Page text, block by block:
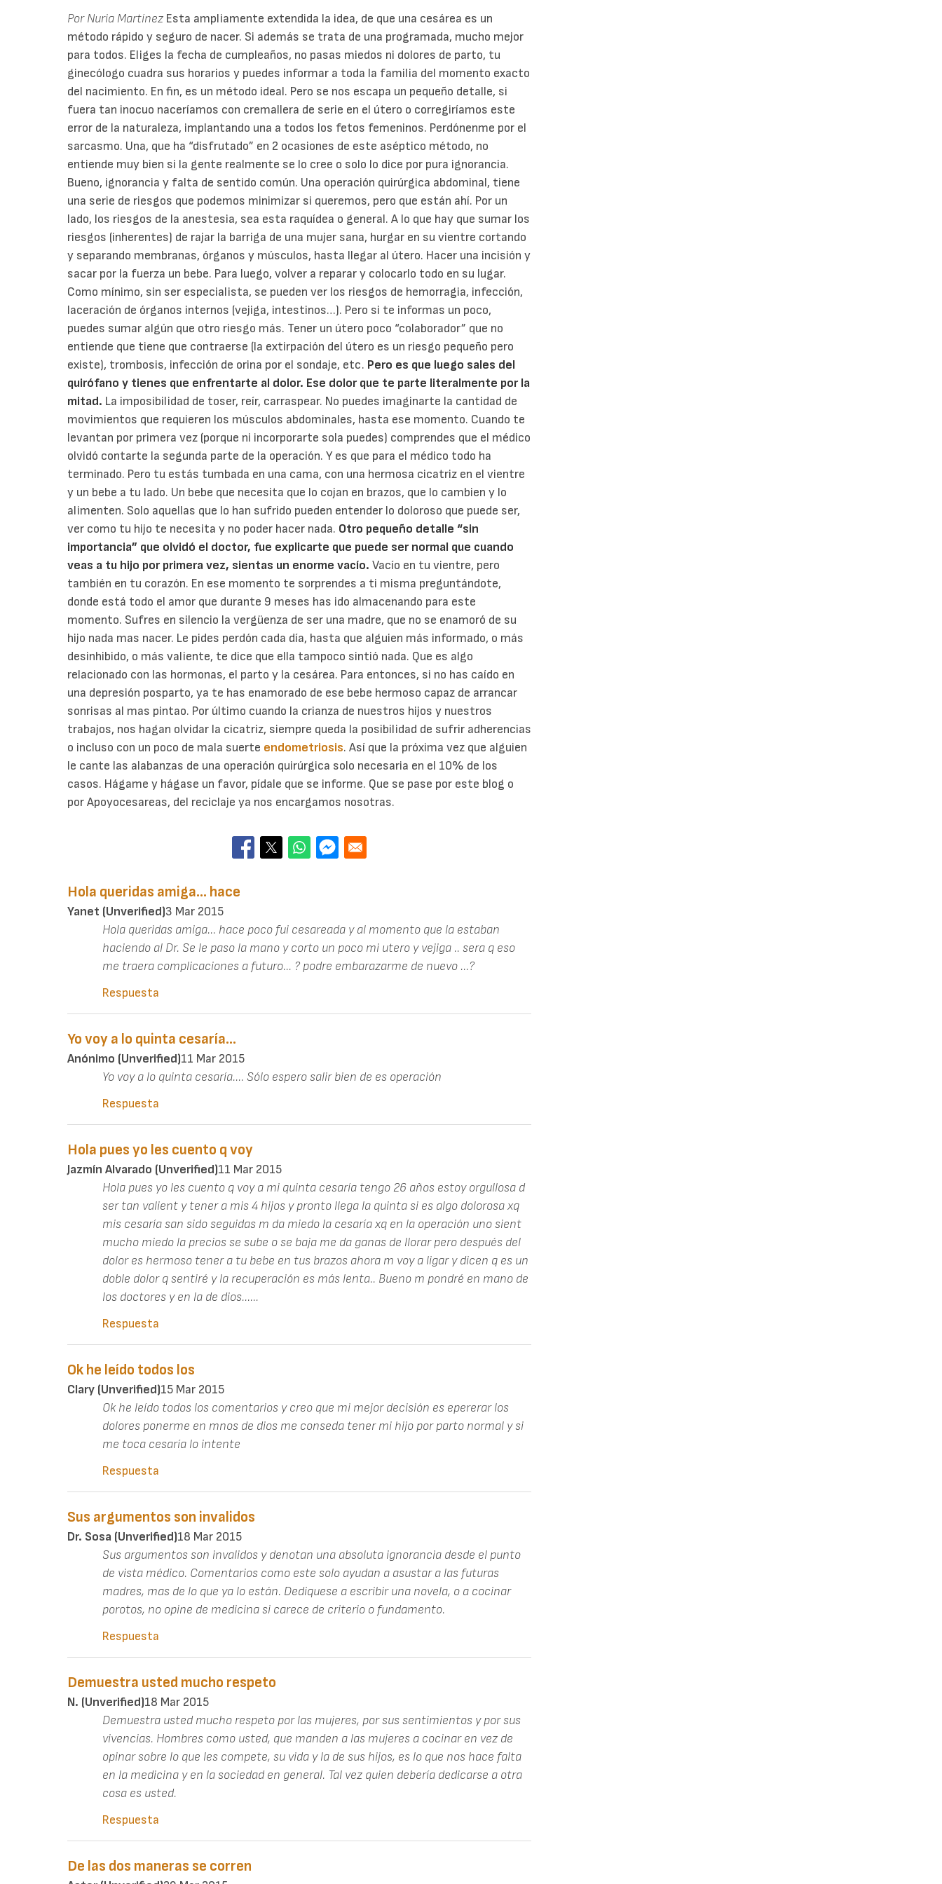
Por Nuria Martínez Esta ampliamente extendida la idea, de que una cesárea es un
método rápido y seguro de nacer. Si además se trata de una programada, mucho mejor
para todos. Eliges la fecha de cumpleaños, no pasas miedos ni dolores de parto, tu
ginecólogo cuadra sus horarios y puedes informar a toda la familia del momento exacto
del nacimiento. En fin, es un método ideal. Pero se nos escapa un pequeño detalle, si
fuera tan inocuo naceríamos con cremallera de serie en el útero o corregiríamos este
error de la naturaleza, implantando una a todos los fetos femeninos. Perdónenme por el
sarcasmo. Una, que ha “disfrutado” en 2 ocasiones de este aséptico método, no
entiende muy bien si la gente realmente se lo cree o solo lo dice por pura ignorancia.
Bueno, ignorancia y falta de sentido común. Una operación quirúrgica abdominal, tiene
una serie de riesgos que podemos minimizar si queremos, pero que están ahí. Por un
lado, los riesgos de la anestesia, sea esta raquídea o general. A lo que hay que sumar los
riesgos (inherentes) de rajar la barriga de una mujer sana, hurgar en su vientre cortando
y separando membranas, órganos y músculos, hasta llegar al útero. Hacer una incisión y
sacar por la fuerza un bebe. Para luego, volver a reparar y colocarlo todo en su lugar.
Como mínimo, sin ser especialista, se pueden ver los riesgos de hemorragia, infección,
laceración de órganos internos (vejiga, intestinos…). Pero si te informas un poco,
puedes sumar algún que otro riesgo más. Tener un útero poco “colaborador” que no
entiende que tiene que contraerse (la extirpación del útero es un riesgo pequeño pero
existe), trombosis, infección de orina por el sondaje, etc. Pero es que luego sales del
quirófano y tienes que enfrentarte al dolor. Ese dolor que te parte literalmente por la
mitad. La imposibilidad de toser, reír, carraspear. No puedes imaginarte la cantidad de
movimientos que requieren los músculos abdominales, hasta ese momento. Cuando te
levantan por primera vez (porque ni incorporarte sola puedes) comprendes que el médico
olvidó contarte la segunda parte de la operación. Y es que para el médico todo ha
terminado. Pero tu estás tumbada en una cama, con una hermosa cicatriz en el vientre
y un bebe a tu lado. Un bebe que necesita que lo cojan en brazos, que lo cambien y lo
alimenten. Solo aquellas que lo han sufrido pueden entender lo doloroso que puede ser,
ver como tu hijo te necesita y no poder hacer nada. Otro pequeño detalle “sin
importancia” que olvidó el doctor, fue explicarte que puede ser normal que cuando
veas a tu hijo por primera vez, sientas un enorme vacío. Vacío en tu vientre, pero
también en tu corazón. En ese momento te sorprendes a ti misma preguntándote,
donde está todo el amor que durante 9 meses has ido almacenando para este
momento. Sufres en silencio la vergüenza de ser una madre, que no se enamoró de su
hijo nada mas nacer. Le pides perdón cada día, hasta que alguien más informado, o más
desinhibido, o más valiente, te dice que ella tampoco sintió nada. Que es algo
relacionado con las hormonas, el parto y la cesárea. Para entonces, si no has caído en
una depresión posparto, ya te has enamorado de ese bebe hermoso capaz de arrancar
sonrisas al mas pintao. Por último cuando la crianza de nuestros hijos y nuestros
trabajos, nos hagan olvidar la cicatriz, siempre queda la posibilidad de sufrir adherencias
o incluso con un poco de mala suerte endometriosis. Así que la próxima vez que alguien
le cante las alabanzas de una operación quirúrgica solo necesaria en el 10% de los
casos. Hágame y hágase un favor, pídale que se informe. Que se pase por este blog o
por Apoyocesareas, del reciclaje ya nos encargamos nosotras.
Hola queridas amiga... hace
Yanet (unverified)3 Mar 2015
Hola queridas amiga... hace poco fui cesareada y al momento que la estaban
haciendo al Dr. Se le paso la mano y corto un poco mi utero y vejiga .. sera q eso
me traera complicaciones a futuro... ? podre embarazarme de nuevo ...?
Respuesta
Yo voy a lo quinta cesaría...
Anónimo (unverified)11 Mar 2015
Yo voy a lo quinta cesaría.... Sólo espero salir bien de es operación
Respuesta
Hola pues yo les cuento q voy
Jazmín Alvarado (unverified)11 Mar 2015
Hola pues yo les cuento q voy a mi quinta cesaría tengo 26 años estoy orgullosa d
ser tan valient y tener a mis 4 hijos y pronto llega la quinta si es algo dolorosa xq
mis cesaría san sido seguidas m da miedo la cesaría xq en la operación uno sient
mucho miedo la precios se sube o se baja me da ganas de llorar pero después del
dolor es hermoso tener a tu bebe en tus brazos ahora m voy a ligar y dicen q es un
doble dolor q sentiré y la recuperación es más lenta.. Bueno m pondré en mano de
los doctores y en la de dios......
Respuesta
Ok he leído todos los
Clary (unverified)15 Mar 2015
Ok he leído todos los comentarios y creo que mi mejor decisión es epererar los
dolores ponerme en mnos de dios me conseda tener mi hijo por parto normal y si
me toca cesaría lo intente
Respuesta
Sus argumentos son invalidos
Dr. Sosa (unverified)18 Mar 2015
Sus argumentos son invalidos y denotan una absoluta ignorancia desde el punto
de vista médico. Comentarios como este solo ayudan a asustar a las futuras
madres, mas de lo que ya lo están. Dediquese a escribir una novela, o a cocinar
porotos, no opine de medicina si carece de criterio o fundamento.
Respuesta
Demuestra usted mucho respeto
N. (unverified)18 Mar 2015
Demuestra usted mucho respeto por las mujeres, por sus sentimientos y por sus
vivencias. Hombres como usted, que manden a las mujeres a cocinar en vez de
opinar sobre lo que les compete, su vida y la de sus hijos, es lo que nos hace falta
en la medicina y en la sociedad en general. Tal vez quien debería dedicarse a otra
cosa es usted.
Respuesta
De las dos maneras se corren